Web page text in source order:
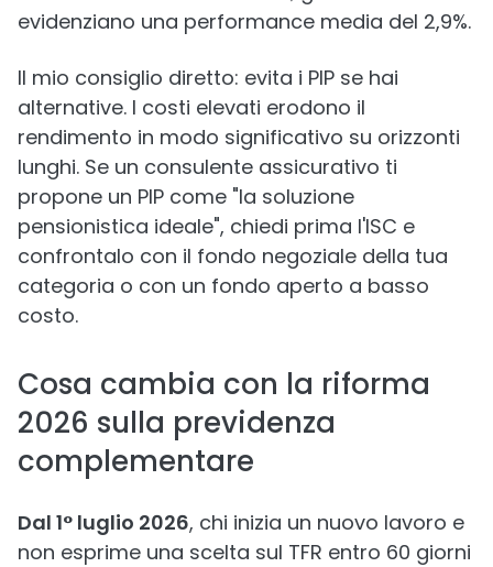
evidenziano una performance media del 2,9%.
Il mio consiglio diretto: evita i PIP se hai
alternative. I costi elevati erodono il
rendimento in modo significativo su orizzonti
lunghi. Se un consulente assicurativo ti
propone un PIP come "la soluzione
pensionistica ideale", chiedi prima l'ISC e
confrontalo con il fondo negoziale della tua
categoria o con un fondo aperto a basso
costo.
Cosa cambia con la riforma
2026 sulla previdenza
complementare
Dal 1° luglio 2026, chi inizia un nuovo lavoro e
non esprime una scelta sul TFR entro 60 giorni